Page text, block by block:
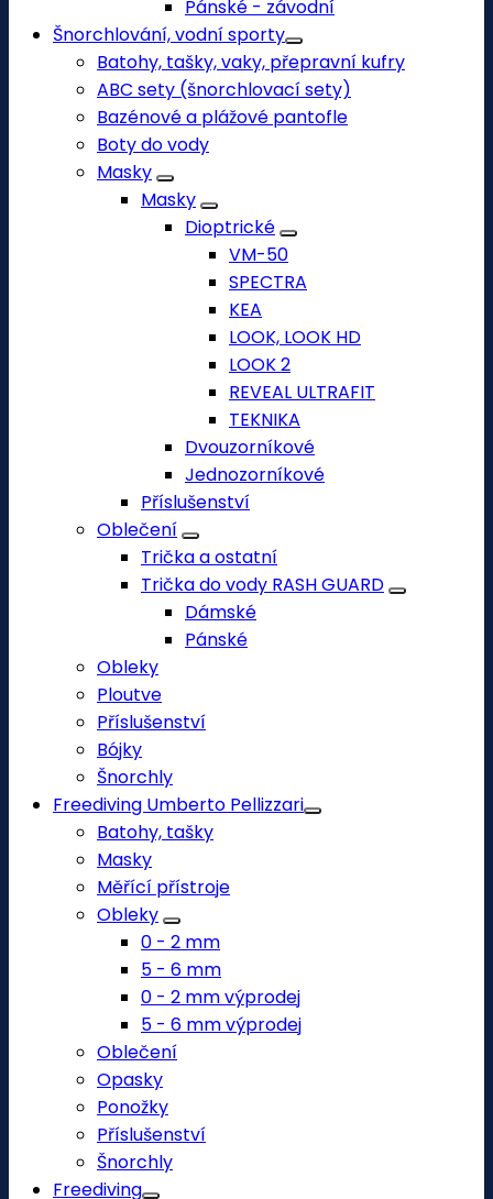
Pánské - závodní
Šnorchlování, vodní sporty
Batohy, tašky, vaky, přepravní kufry
ABC sety (šnorchlovací sety)
Bazénové a plážové pantofle
Boty do vody
Masky
Masky
Dioptrické
VM-50
SPECTRA
KEA
LOOK, LOOK HD
LOOK 2
REVEAL ULTRAFIT
TEKNIKA
Dvouzorníkové
Jednozorníkové
Příslušenství
Oblečení
Trička a ostatní
Trička do vody RASH GUARD
Dámské
Pánské
Obleky
Ploutve
Příslušenství
Bójky
Šnorchly
Freediving Umberto Pellizzari
Batohy, tašky
Masky
Měřící přístroje
Obleky
0 - 2 mm
5 - 6 mm
0 - 2 mm výprodej
5 - 6 mm výprodej
Oblečení
Opasky
Ponožky
Příslušenství
Šnorchly
Freediving